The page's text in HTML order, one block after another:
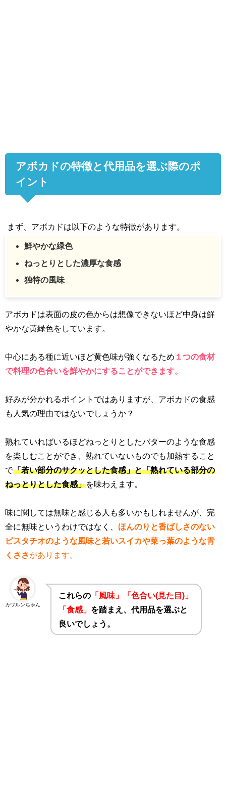
アボカドの特徴と代用品を選ぶ際のポ
イント
まず、アボカドは以下のような特徴があります。
鮮やかな緑色
ねっとりとした濃厚な食感
独特の風味
アボカドは表面の皮の色からは想像できないほど中身は鮮
やかな黄緑色をしています。
中心にある種に近いほど黄色味が強くなるため １つの食材
で料理の色合いを鮮やかにすることができます。
好みが分かれるポイントではありますが、アボカドの食感
も人気の理由ではないでしょうか？
熟れていればいるほどねっとりとしたバターのような食感
を楽しむことができ、熟れていないものでも加熱すること
で「若い部分のサクッとした食感」と「熟れている部分の
ねっとりとした食感」を味わえます。
味に関しては無味と感じる人も多いかもしれませんが、完
全に無味というわけではなく、 ほんのりと香ばしさのない
ピスタチオのような風味と若いスイカや菜っ葉のような青
くささがあります。
カワルンちゃん
これらの 「風味」「色合い(見た目)」
「食感」 を踏まえ、代用品を選ぶと
良いでしょう。